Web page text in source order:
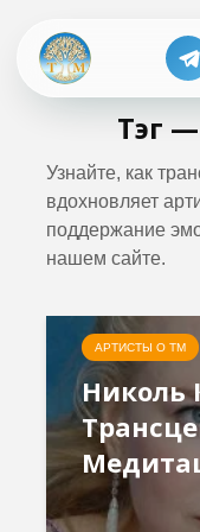
Тэг
Узнайте, как
вдохновляет
поддержание
нашем сайте.
АРТИСТЫ О ТМ
Николь